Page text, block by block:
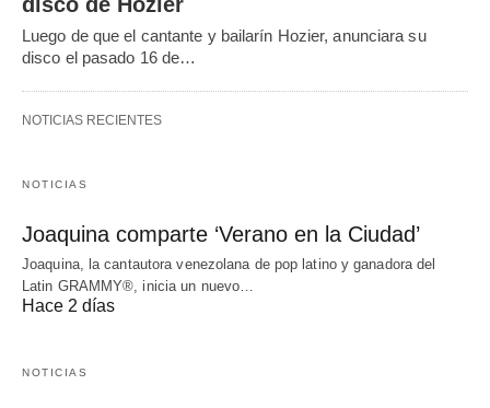
Luego de que el cantante y bailarín Hozier, anunciara su
disco el pasado 16 de…
NOTICIAS RECIENTES
NOTICIAS
Joaquina comparte ‘Verano en la Ciudad’
Joaquina, la cantautora venezolana de pop latino y ganadora del
Latin GRAMMY®, inicia un nuevo…
Hace 2 días
NOTICIAS